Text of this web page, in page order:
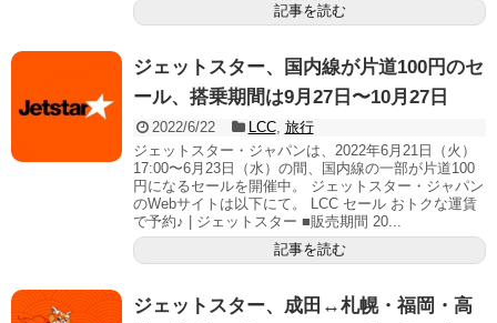
記事を読む
ジェットスター、国内線が片道100円のセ
ール、搭乗期間は9月27日〜10月27日
2022/6/22 LCC, 旅行
ジェットスター・ジャパンは、2022年6月21日（火）
17:00〜6月23日（水）の間、国内線の一部が片道100
円になるセールを開催中。 ジェットスター・ジャパン
のWebサイトは以下にて。 LCC セール おトクな運賃
で予約♪ | ジェットスター ■販売期間 20...
記事を読む
ジェットスター、成田↔札幌・福岡・高